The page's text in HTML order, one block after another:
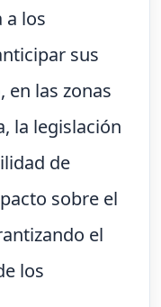
a los
sus
en las zonas
la legislación
de
sobre el
el
los